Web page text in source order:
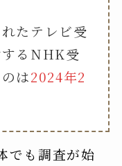
たテレビ受
るNHK受
は2024年2
でも調査が始